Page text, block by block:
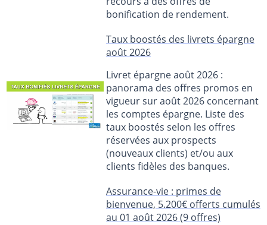
bonification de rendement.
Taux boostés des livrets épargne
août 2026
Livret épargne août 2026 :
panorama des offres promos en
vigueur sur août 2026 concernant
les comptes épargne. Liste des
taux boostés selon les offres
réservées aux prospects
(nouveaux clients) et/ou aux
clients fidèles des banques.
Assurance-vie : primes de
bienvenue, 5.200€ offerts cumulés
au 01 août 2026 (9 offres)